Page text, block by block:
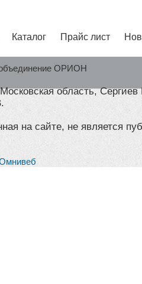
Каталог Прайс лист
ОРИОН
область,
на сайте, не является